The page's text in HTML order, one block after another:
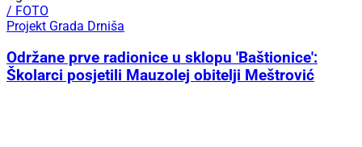
/ FOTO
Projekt Grada Drniša
Održane prve radionice u sklopu 'Baštionice':
Školarci posjetili Mauzolej obitelji Meštrović